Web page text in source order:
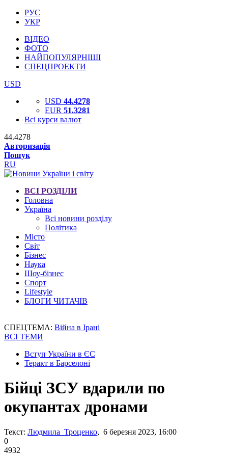
РУС
УКР
ВІДЕО
ФОТО
НАЙПОПУЛЯРНІШІ
СПЕЦПРОЕКТИ
USD
USD 44.4278
EUR 51.3281
Всі курси валют
44.4278
Авторизація
Пошук
RU
ВСІ РОЗДІЛИ
Головна
Україна
Всі новини розділу
Політика
Місто
Світ
Бізнес
Наука
Шоу-бізнес
Спорт
Lifestyle
БЛОГИ ЧИТАЧІВ
СПЕЦТЕМА: Війна в Ірані
ВСІ ТЕМИ
Вступ України в ЄС
Теракт в Барселоні
Бійці ЗСУ вдарили по
окупантах дронами
Текст: Людмила Троценко, 6 березня 2023, 16:00
0
4932